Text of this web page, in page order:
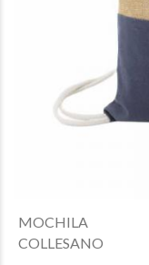
MOCHILA
COLLESANO